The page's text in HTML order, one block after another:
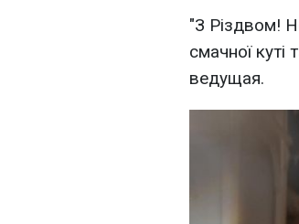
"З Різдвом!
смачної
ведущая.